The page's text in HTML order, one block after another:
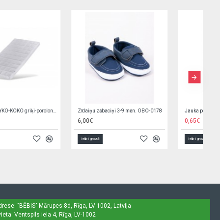
G/v komplekts SWEET SAFARI K-2P135 (sega,spilvens) Sport Cup with Foldable Spout 400 ml CARS 56/618
"BĒBIS" Mārupes 8d, Rīga, LV-1002, Latvija
Ventspils iela 4, Rīga, LV-1002